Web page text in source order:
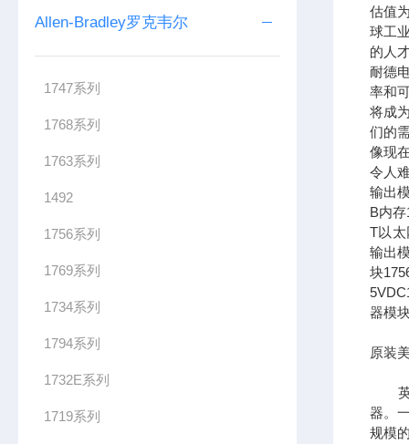
Allen-Bradley罗克韦尔
1747系列
1768系列
1763系列
1492
1756系列
1769系列
1734系列
1794系列
1732E系列
1719系列
估值
球工
的人
耐德
率和
将成
们的
像现
令人
输出
B内
T以太
输出
块
器模
原装
英文
器。
规模